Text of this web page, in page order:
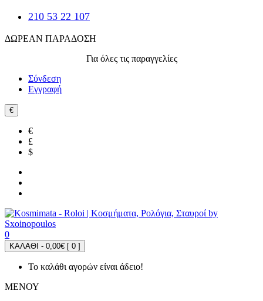
210 53 22 107
ΔΩΡΕΑΝ ΠΑΡΑΔΟΣΗ
Για όλες τις παραγγελίες
Σύνδεση
Εγγραφή
€
€
£
$
0
ΚΑΛΑΘΙ - 0,00€ [ 0 ]
Το καλάθι αγορών είναι άδειο!
ΜΕΝΟΥ